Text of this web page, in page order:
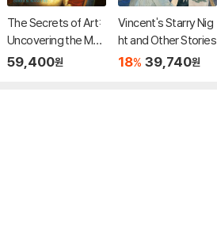
The Secrets of Art:
Uncovering the Mys
teries and Message
59,400원
Vincent's Starry Nig
ht and Other Stories
18% 39,740원